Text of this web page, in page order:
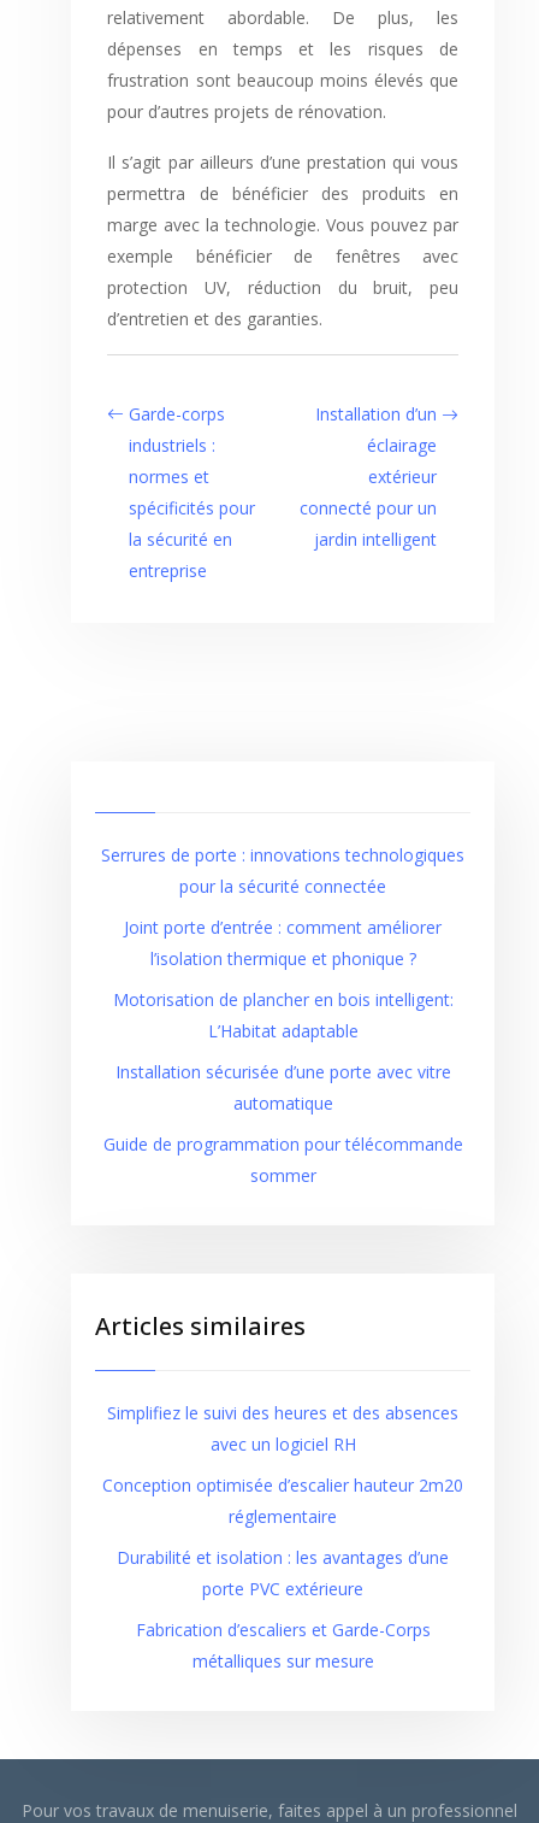
relativement abordable. De plus, les
dépenses en temps et les risques de
frustration sont beaucoup moins élevés que
pour d’autres projets de rénovation.
Il s’agit par ailleurs d’une prestation qui vous
permettra de bénéficier des produits en
marge avec la technologie. Vous pouvez par
exemple bénéficier de fenêtres avec
protection UV, réduction du bruit, peu
d’entretien et des garanties.
Garde-corps
industriels :
normes et
spécificités pour
la sécurité en
entreprise
Installation d’un
éclairage
extérieur
connecté pour un
jardin intelligent
Serrures de porte : innovations technologiques
pour la sécurité connectée
Joint porte d’entrée : comment améliorer
l’isolation thermique et phonique ?
Motorisation de plancher en bois intelligent:
L’Habitat adaptable
Installation sécurisée d’une porte avec vitre
automatique
Guide de programmation pour télécommande
sommer
Articles similaires
Simplifiez le suivi des heures et des absences
avec un logiciel RH
Conception optimisée d’escalier hauteur 2m20
réglementaire
Durabilité et isolation : les avantages d’une
porte PVC extérieure
Fabrication d’escaliers et Garde-Corps
métalliques sur mesure
Pour vos travaux de menuiserie, faites appel à un professionnel